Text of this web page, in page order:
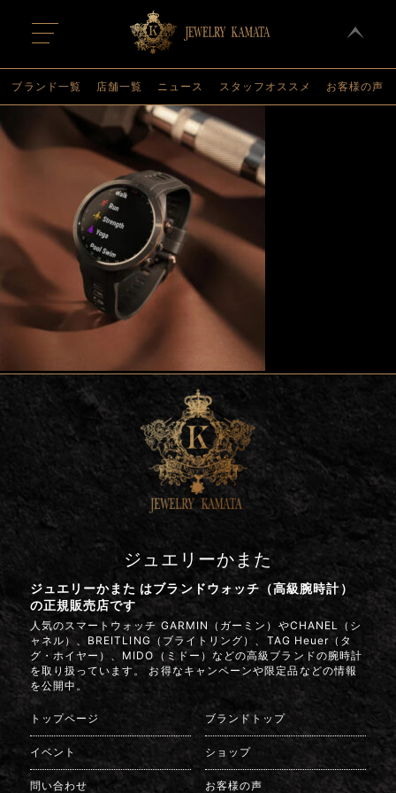
t
o
g
l
n
i
ブランド一覧 店舗一覧 ニュース スタッフオススメ お客様の声
ジュエリーかまた
ジュエリーかまた はブランドウォッチ（高級腕時計）
の正規販売店です
人気のスマートウォッチ GARMIN（ガーミン）やCHANEL（シ
ャネル）、BREITLING（ブライトリング）、TAG Heuer（タ
グ・ホイヤー）、MIDO（ミドー）などの高級ブランドの腕時計
を取り扱っています。 お得なキャンペーンや限定品などの情報
を公開中。
トップページ ブランドトップ
イベント ショップ
問い合わせ お客様の声